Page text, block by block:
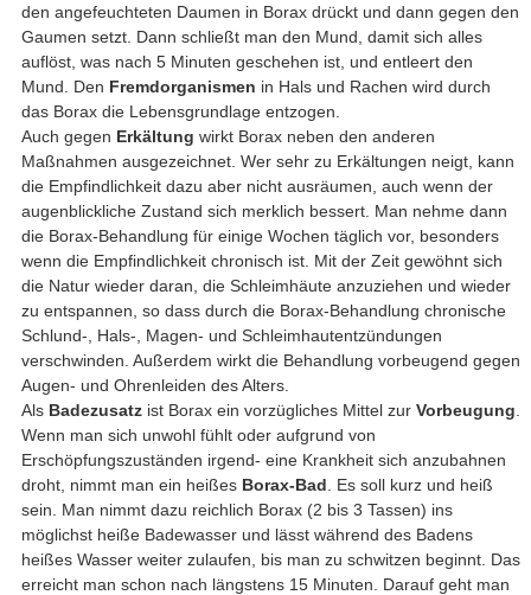
den angefeuchteten Daumen in Borax drückt und dann gegen den
Gaumen setzt. Dann schließt man den Mund, damit sich alles
auflöst, was nach 5 Minuten geschehen ist, und entleert den
Mund. Den Fremdorganismen in Hals und Rachen wird durch
das Borax die Lebensgrundlage entzogen.
Auch gegen Erkältung wirkt Borax neben den anderen
Maßnahmen ausgezeichnet. Wer sehr zu Erkältungen neigt, kann
die Empfindlichkeit dazu aber nicht ausräumen, auch wenn der
augenblickliche Zustand sich merklich bessert. Man nehme dann
die Borax-Behandlung für einige Wochen täglich vor, besonders
wenn die Empfindlichkeit chronisch ist. Mit der Zeit gewöhnt sich
die Natur wieder daran, die Schleimhäute anzuziehen und wieder
zu entspannen, so dass durch die Borax-Behandlung chronische
Schlund-, Hals-, Magen- und Schleimhautentzündungen
verschwinden. Außerdem wirkt die Behandlung vorbeugend gegen
Augen- und Ohrenleiden des Alters.
Als Badezusatzist Borax ein vorzügliches Mittel zur Vorbeugung
Wenn man sich unwohl fühlt oder aufgrund von
Erschöpfungszuständen irgend- eine Krankheit sich anzubahnen
droht, nimmt man ein heißes Borax-Bad . Es soll kurz und heiß
sein. Man nimmt dazu reichlich Borax (2 bis 3 Tassen) ins
möglichst heiße Badewasser und lässt während des Badens
heißes Wasser weiter zulaufen, bis man zu schwitzen beginnt. Das
erreicht man schon nach längstens 15 Minuten. Darauf geht man